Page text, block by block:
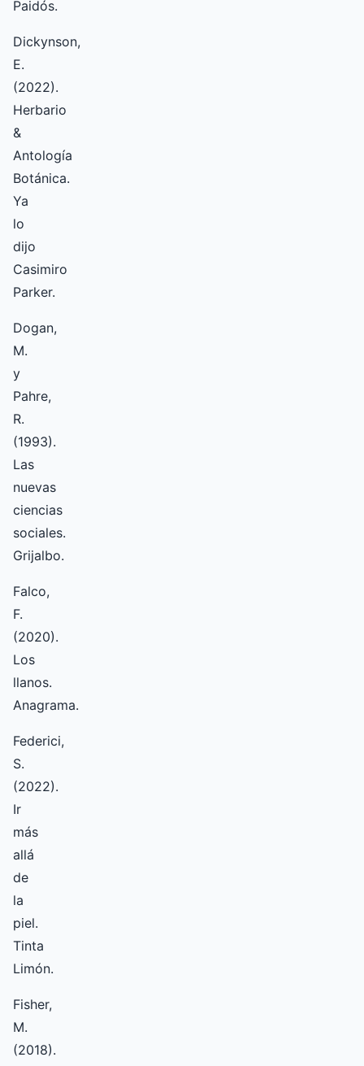
Paidós.
Dickynson,
E.
(2022).
Herbario
&
Antología
Botánica.
Ya
lo
dijo
Casimiro
Parker.
Dogan,
M.
y
Pahre,
R.
(1993).
Las
nuevas
ciencias
sociales.
Grijalbo.
Falco,
F.
(2020).
Los
llanos.
Anagrama.
Federici,
S.
(2022).
Ir
más
allá
de
la
piel.
Tinta
Limón.
Fisher,
M.
(2018).